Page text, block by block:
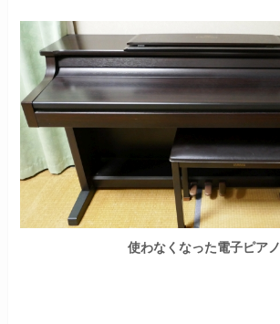
使わなくなった電子ピアノ